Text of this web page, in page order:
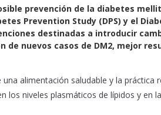
prevención de la diabetes
Prevention Study (DPS) y el
destinadas a introducir
de nuevos casos de DM2, mejor
alimentación saludable y la práctica
los niveles plasmáticos de lípidos y en